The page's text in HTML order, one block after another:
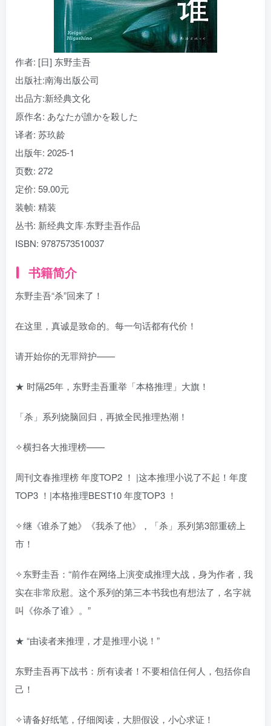
作者: [日] 东野圭吾
出版社:南海出版公司
出品方:新经典文化
原作名: あなたが誰かを殺した
译者: 苏玖龄
出版年: 2025-1
页数: 272
定价: 59.00元
装帧: 精装
丛书: 新经典文库·东野圭吾作品
ISBN: 9787573510037
书籍简介
东野圭吾“杀”回来了！
在这里，真诚是致命的。每一句话都有代价！
请开始你的无罪辩护——
★ 时隔25年，东野圭吾重举「本格推理」大旗！
「杀」系列烧脑回归，再掀全民推理热潮！
✧横扫各大推理榜——
周刊文春推理榜 年度TOP2 ！ |这本推理小说了不起！年度
TOP3 ！|本格推理BEST10 年度TOP3 ！
✧继《谁杀了她》《我杀了他》，「杀」系列第3部重磅上
市！
✧东野圭吾：“前作在网络上演变成推理大战，身为作者，我
实在非常欣慰。这个系列的第三本书我也有想法了，名字就
叫《你杀了谁》。”
★ “由读者来推理，才是推理小说！”
东野圭吾再下战书：所有读者！不要相信任何人，包括你自
己！
✧请备好纸笔，仔细阅读，大胆假设，小心求证！
社交账号登录